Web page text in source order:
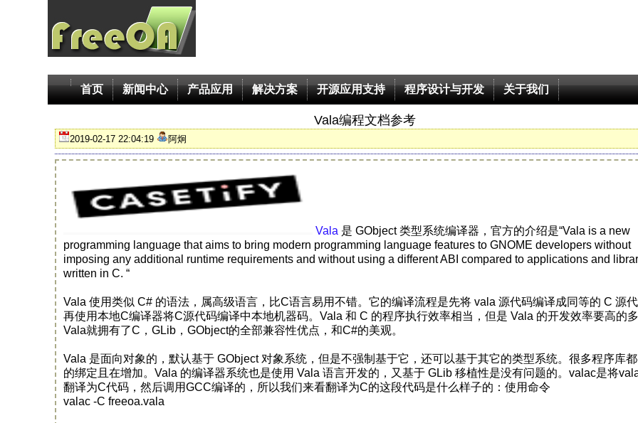
首页 新闻中心 产品应用 解决方案 开源应用支持 程序设计与开发 关于我们
Vala编程文档参考
2019-02-17 22:04:19 阿炯
Vala 是 GObject 类型系统编译器，官方的介绍是“Vala is a new
programming language that aims to bring modern programming language features to GNOME developers without
imposing any additional runtime requirements and without using a different ABI compared to applications and
written in C. “
Vala 使用类似 C# 的语法，属高级语言，比C语言易用不错。它的编译流程是先将 vala 源代码编译成同等的 C 源
再使用本地C编译器将C源代码编译中本地机器码。Vala 和 C 的程序执行效率相当，但是 Vala 的开发效率要高的
Vala就拥有了C，GLib，GObject的全部兼容性优点，和C#的美观。
Vala 是面向对象的，默认基于 GObject 对象系统，但是不强制基于它，还可以基于其它的类型系统。很多程序库
的绑定且在增加。Vala 的编译器系统也是使用 Vala 语言开发的，又基于 GLib 移植性是没有问题的。valac是将
翻译为C代码，然后调用GCC编译的，所以我们来看翻译为C的这段代码是什么样子的：使用命令
valac -C freeoa.vala